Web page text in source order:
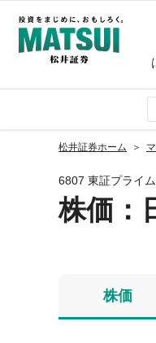
松井証券ホーム
6807 東証プライム
株価
株価